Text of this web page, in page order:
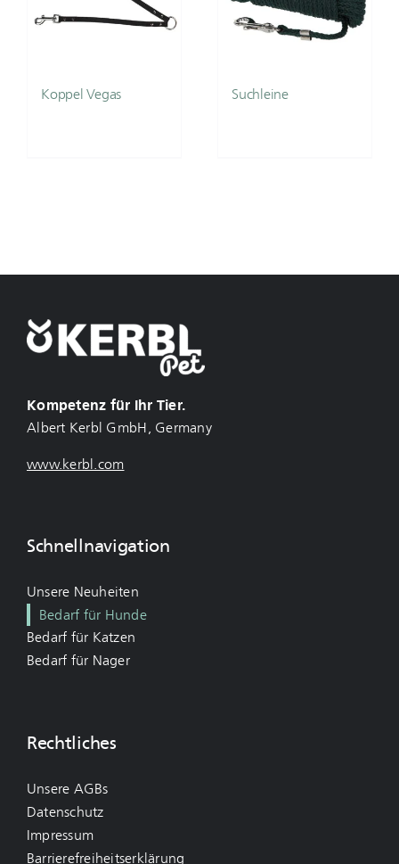
Koppel Vegas Suchleine
Kompetenz für Ihr Tier.
Albert Kerbl GmbH, Germany
www.kerbl.com
Schnellnavigation
Unsere Neuheiten
Bedarf für Hunde
Bedarf für Katzen
Bedarf für Nager
Rechtliches
Unsere AGBs
Datenschutz
Impressum
Barrierefreiheitserklärung